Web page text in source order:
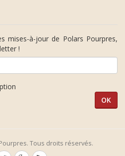
mises-à-jour de Polars Pourpres,
!
Tous droits réservés.